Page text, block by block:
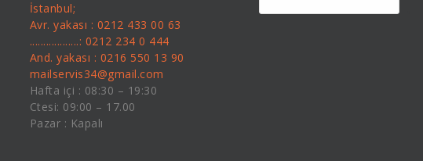
İstanbul;
Avr. yakası : 0212 433 00 63
..................: 0212 234 0 444
And. yakası : 0216 550 13 90
mailservis34@gmail.com
Hafta içi : 08:30 – 19:30
Ctesi: 09:00 – 17.00
Pazar : Kapalı